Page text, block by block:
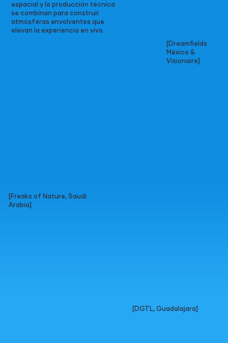
espacial y la producción técnica
se combinan para construir
atmósferas envolventes que
elevan la experiencia en vivo.
[Dreamfields
México &
Visionaire]
[Freaks of Nature, Saudi
Arabia]
[DGTL, Guadalajara]